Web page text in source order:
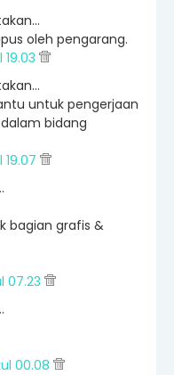
oleh pengarang.
untuk pengerjaan
bidang
bagian grafis &
07.23
00.08